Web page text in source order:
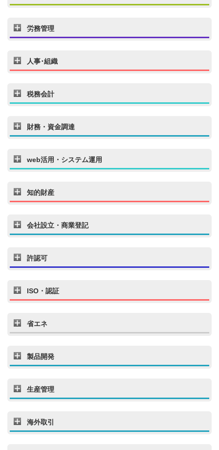
労務管理
人事･組織
税務会計
財務・資金調達
web活用・システム運用
知的財産
会社設立・商業登記
許認可
ISO・認証
省エネ
製品開発
生産管理
海外取引